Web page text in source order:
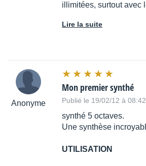
illimitées, surtout avec
Lire la suite
Anonyme
Mon premier synthé
Publié le 19/02/12 à 08:42
synthé 5 octaves.
Une synthèse
UTILISATION